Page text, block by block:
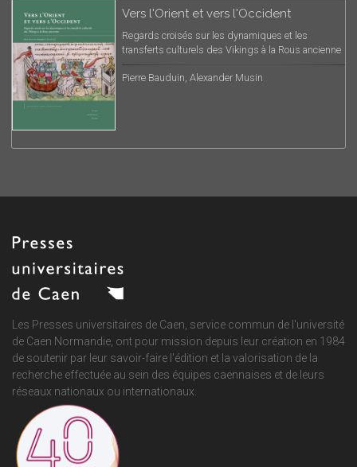
Vers l'Orient et vers l'Occident
Regards croisés sur les dynamiques et les
transferts culturels des Vikings à la Rous ancienne
Pierre Bauduin, Alexander Musin
Les Presses universitaires de Caen, service commun de l'université
de Caen Normandie, ont pour mission depuis leur création en 1984
de soutenir par leur savoir-faire l'édition et la valorisation de la
recherche effectuée au sein des équipes caennaises et de leurs
réseaux nationaux ou internationaux.